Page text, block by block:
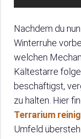
Nachdem du
Winterruhe
welchen
Kältestarre
beschäftigst,
zu halten. Hier
Terrarium
Umfeld